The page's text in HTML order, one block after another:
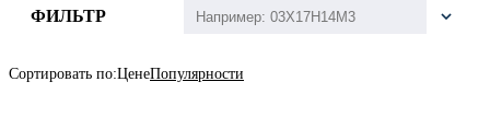
ФИЛЬТР
Сортировать по:ЦенеПопулярности